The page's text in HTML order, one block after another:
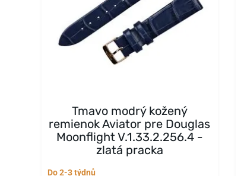
Tmavo modrý kožený
remienok Aviator pre Douglas
Moonflight V.1.33.2.256.4 -
zlatá pracka
Do 2-3 týdnů